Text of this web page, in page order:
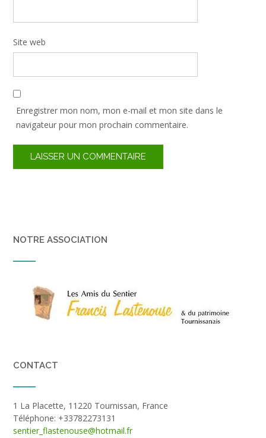
Site web
Enregistrer mon nom, mon e-mail et mon site dans le
navigateur pour mon prochain commentaire.
NOTRE ASSOCIATION
CONTACT
1 La Placette, 11220 Tournissan, France
Téléphone: +33782273131
sentier_flastenouse@hotmail.fr